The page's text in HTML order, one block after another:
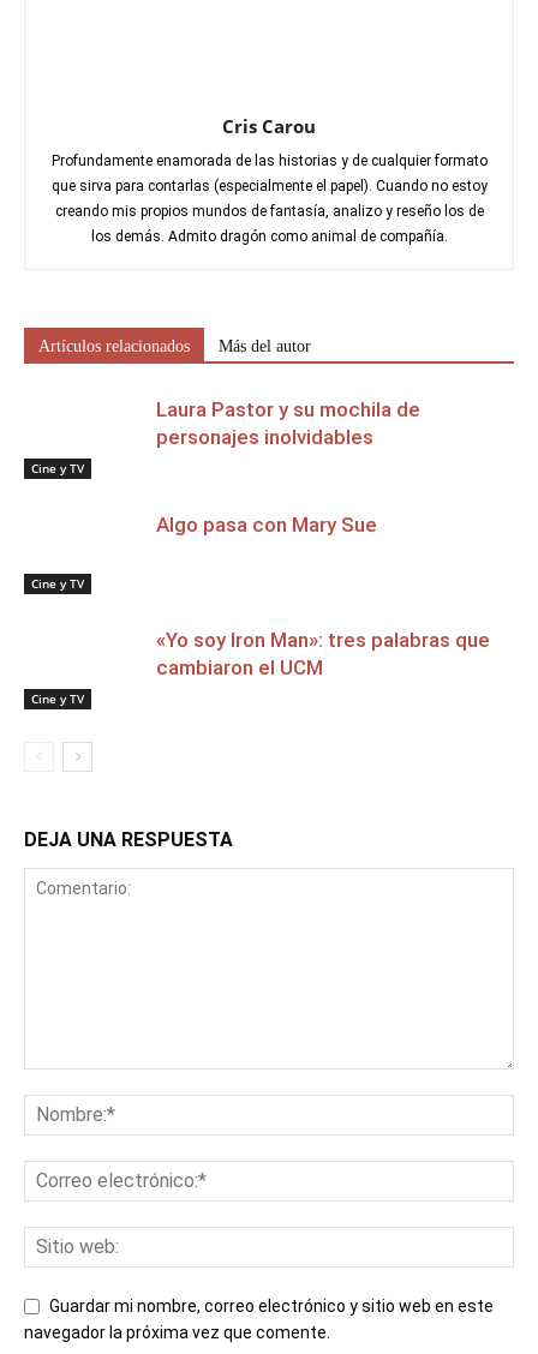
Cris Carou
Profundamente enamorada de las historias y de cualquier formato
que sirva para contarlas (especialmente el papel). Cuando no estoy
creando mis propios mundos de fantasía, analizo y reseño los de
los demás. Admito dragón como animal de compañía.
Artículos relacionados Más del autor
Cine y TV
Laura Pastor y su mochila de
personajes inolvidables
Cine y TV
Algo pasa con Mary Sue
Cine y TV
«Yo soy Iron Man»: tres palabras que
cambiaron el UCM
DEJA UNA RESPUESTA
Guardar mi nombre, correo electrónico y sitio web en este
navegador la próxima vez que comente.